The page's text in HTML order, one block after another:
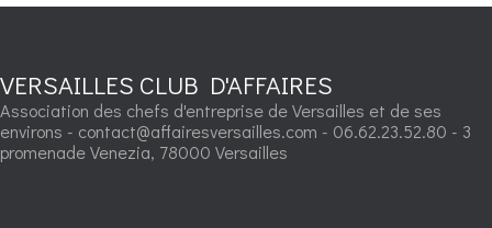
VERSAILLES CLUB D'AFFAIRES
Association des chefs d'entreprise de Versailles et de ses
environs - contact@affairesversailles.com - 06.62.23.52.80 - 3
promenade Venezia, 78000 Versailles